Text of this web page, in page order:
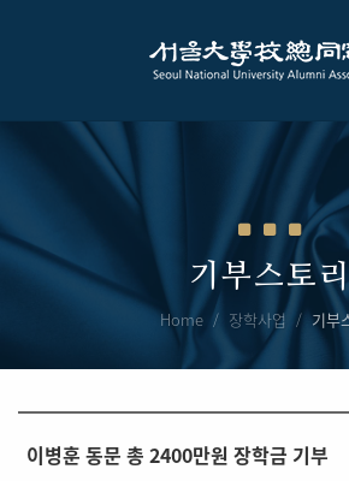
기부스토
Home 장학사업 기부
이병훈 동문 총 2400만원 장학금 기부